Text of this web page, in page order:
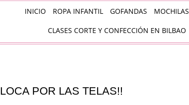
INICIO ROPA INFANTIL GOFANDAS MOCHILAS
CLASES CORTE Y CONFECCIÓN EN BILBAO
LOCA POR LAS TELAS!!